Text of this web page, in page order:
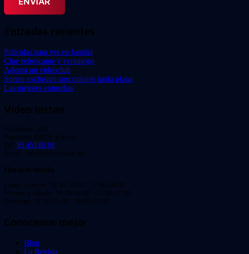
Entradas recientes
Películas para ver en familia
Cine refrescante y veraniego
Adopta un videoclub
Sorteo exclusivo suscriptores tarifa plana
Las mejores comedias
Video Instan
Viladomat, 239
Barcelona 08029. España.
Tel: 93 453 00 00
Email: info@videoinstan.net
Horario tienda
Lunes a jueves: 10:30-14:00 / 17:00-20:00
Viernes y sábado: 10:30-14:00 / 17:00-21:00
Domingo: 11:00-15:00 / 16:00-20:00
Conócenos mejor
Blog
La Revista